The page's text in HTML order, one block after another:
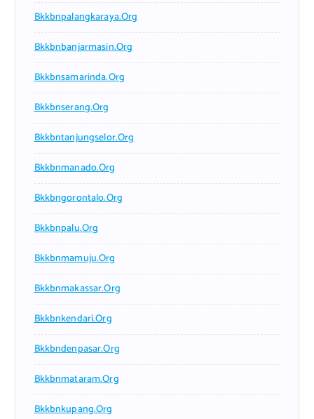
Bkkbnpalangkaraya.org
Bkkbnbanjarmasin.org
Bkkbnsamarinda.org
Bkkbnserang.org
Bkkbntanjungselor.org
Bkkbnmanado.org
Bkkbngorontalo.org
Bkkbnpalu.org
Bkkbnmamuju.org
Bkkbnmakassar.org
Bkkbnkendari.org
Bkkbndenpasar.org
Bkkbnmataram.org
Bkkbnkupang.org